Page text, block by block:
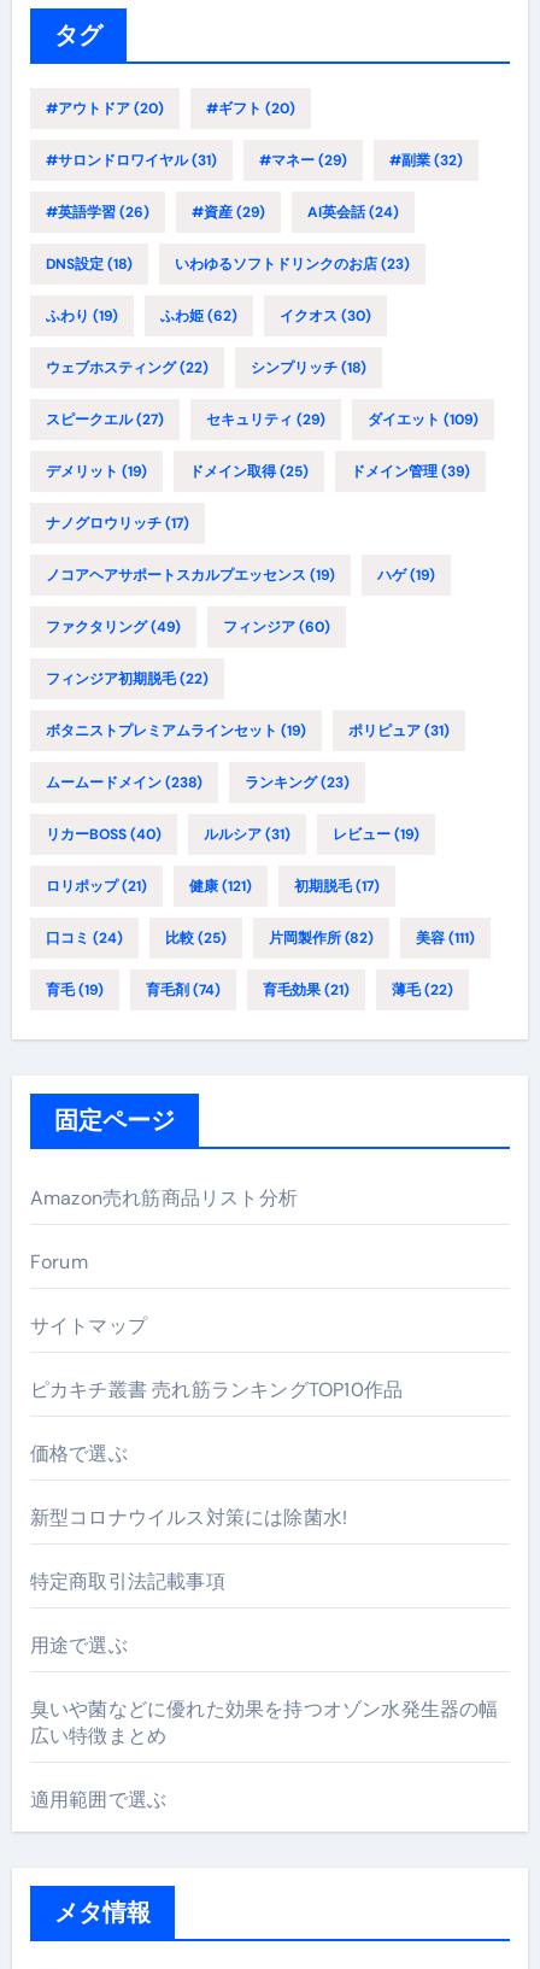
タグ
#アウトドア(20) #ギフト (20)
#サロンドロワイヤル(31) #マネー(29) #副業(32)
#英語学習(26) #資産(29) AI英会話(24)
DNS設定(18) いわゆるソフトドリンクのお店(23)
ふわり (19) ふわ姫(62) イクオス (30)
ウェブホスティング(22) シンプリッチ(18)
スピークエル(27) セキュリティ (29) ダイエット (109)
デメリット (19) ドメイン取得(25) ドメイン管理(39)
ナノグロウリッチ(17)
ノコアヘアサポートスカルプエッセンス (19) ハゲ(19)
ファクタリング(49) フィンジア(60)
フィンジア初期脱毛(22)
ボタニストプレミアムラインセット (19) ポリピュア(31)
ムームードメイン(238) ランキング(23)
リカーBOSS(40) ルルシア(31) レビュー(19)
ロリポップ(21) 健康(121) 初期脱毛(17)
口コミ (24) 比較(25) 片岡製作所(82) 美容(111)
育毛(19) 育毛剤 (74) 育毛効果(21) 薄毛(22)
固定ページ
Amazon売れ筋商品リスト分析
Forum
サイトマップ
ピカキチ叢書 売れ筋ランキングTOP10作品
価格で選ぶ
新型コロナウイルス対策には除菌水!
特定商取引法記載事項
用途で選ぶ
臭いや菌などに優れた効果を持つオゾン水発生器の幅
広い特徴まとめ
適用範囲で選ぶ
メタ情報